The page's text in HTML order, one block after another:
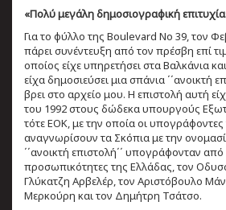
«Πολύ μεγάλη δημοσιογραφική
Για το φύλλο της Boulevard Νο 39, τον
πάρει συνέντευξη από τον πρέσβη επί
οποίος είχε υπηρετήσει στα Βαλκάνια
είχα δημοσιεύσει μια σπάνια ΄΄ανοικτή
βρει στο αρχείο μου. Η επιστολή αυτή
του 1992 στους δώδεκα υπουργούς
τότε ΕΟΚ, με την οποία οι
αναγνωρίσουν τα Σκόπια με την
΄΄ανοικτή επιστολή΄΄ υπογράφονταν
προσωπικότητες της Ελλάδας, τον
Γλύκατζη Αρβελέρ, τον Αριστόβουλο
Μερκούρη και τον Δημήτρη Τσάτσο.